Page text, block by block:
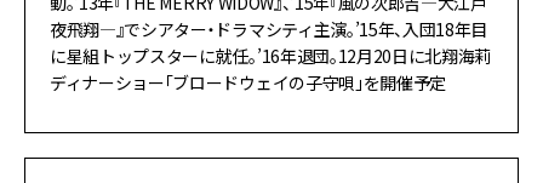
夜飛翔―』でシアター・ドラマシティ主演。’15年、入団18年目
に星組トップスターに就任。’16年退団。12月20日に北翔海莉
ディナーショー「ブロードウェイの子守唄」を開催予定